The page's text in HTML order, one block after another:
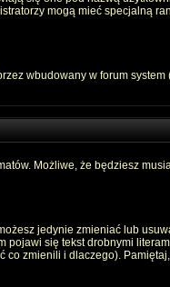
mogą mieć specjalną
wbudowany w forum
Możliwe, że będziesz
jedynie zmieniać lub
się tekst drobnymi
zmienili i dlaczego).